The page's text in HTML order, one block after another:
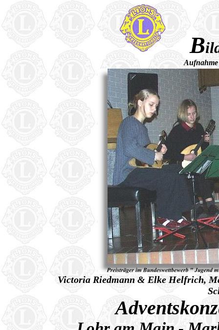
B
Aufnahme
Victoria Riedmann & Elke Helfrich,